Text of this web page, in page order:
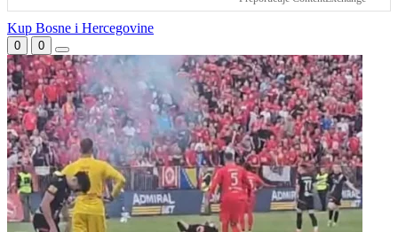
VIDEO: Navijači Torcide i
BBB-a se potukli kod
zagrebačkog aerodroma
Zašto su Crnogorci spustili
Lana Pudar i dalje mora
putovati 100 kilometara
od Mostara kako bi
trenirala
Modrić bi mogao dobiti
neočekivanu ulogu u
Milanu: Gazzetta
nagovijestila veliki potez